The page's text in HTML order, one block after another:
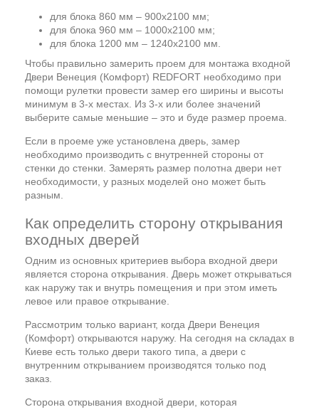
для блока 860 мм – 900х2100 мм;
для блока 960 мм – 1000х2100 мм;
для блока 1200 мм – 1240х2100 мм.
Чтобы правильно замерить проем для монтажа входной
Двери Венеция (Комфорт) REDFORT необходимо при
помощи рулетки провести замер его ширины и высоты
минимум в 3-х местах. Из 3-х или более значений
выберите самые меньшие – это и буде размер проема.
Если в проеме уже установлена дверь, замер
необходимо производить с внутренней стороны от
стенки до стенки. Замерять размер полотна двери нет
необходимости, у разных моделей оно может быть
разным.
Как определить сторону открывания
входных дверей
Одним из основных критериев выбора входной двери
является сторона открывания. Дверь может открываться
как наружу так и внутрь помещения и при этом иметь
левое или правое открывание.
Рассмотрим только вариант, когда Двери Венеция
(Комфорт) открываются наружу. На сегодня на складах в
Киеве есть только двери такого типа, а двери с
внутренним открыванием производятся только под
заказ.
Сторона открывания входной двери, которая